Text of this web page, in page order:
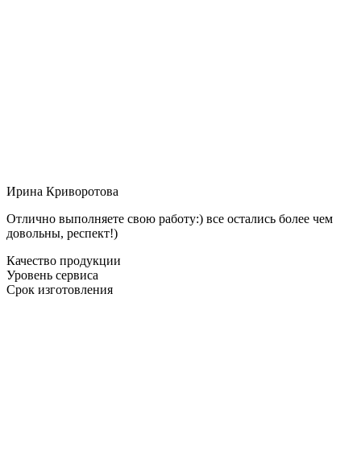
Ирина Криворотова
Отлично выполняете свою работу:) все остались более чем
довольны, респект!)
Качество продукции
Уровень сервиса
Срок изготовления